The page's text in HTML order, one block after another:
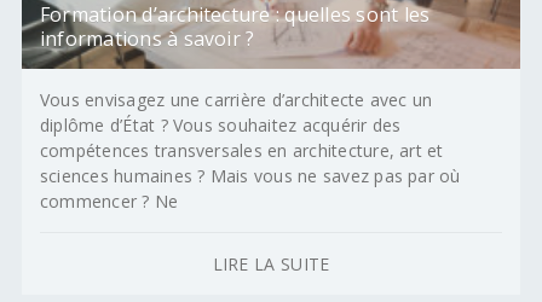
Formation d’architecture : quelles sont les
informations à savoir ?
Vous envisagez une carrière d’architecte avec un
diplôme d’État ? Vous souhaitez acquérir des
compétences transversales en architecture, art et
sciences humaines ? Mais vous ne savez pas par où
commencer ? Ne
LIRE LA SUITE